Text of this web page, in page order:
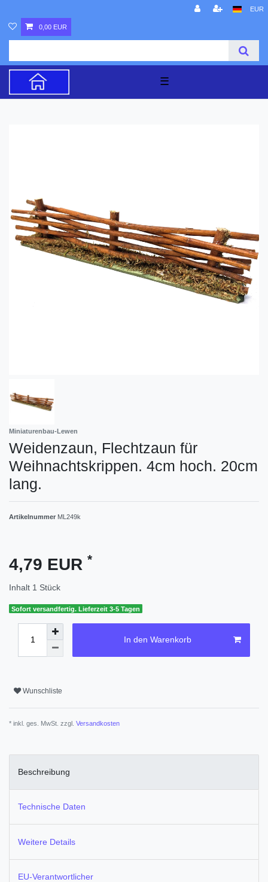
EUR
0,00 EUR
☰
Miniaturenbau-Lewen
Weidenzaun, Flechtzaun für
Weihnachtskrippen. 4cm hoch. 20cm
lang.
Artikelnummer ML249k
4,79 EUR *
Inhalt 1 Stück
Sofort versandfertig. Lieferzeit 3-5 Tagen
In den Warenkorb
Wunschliste
* inkl. ges. MwSt. zzgl. Versandkosten
Beschreibung
Technische Daten
Weitere Details
EU-Verantwortlicher